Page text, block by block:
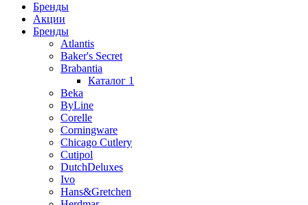
Бренды
Акции
Бренды
Atlantis
Baker's Secret
Brabantia
Каталог 1
Beka
ByLine
Corelle
Corningware
Chicago Cutlery
Cutipol
DutchDeluxes
Ivo
Hans&Gretchen